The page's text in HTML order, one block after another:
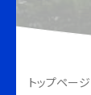
トップページ